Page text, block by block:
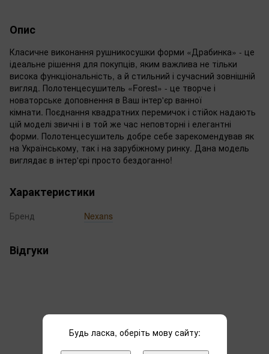
Опис
Класичне виконання рушникосушки форми «Драбинка» - це
ідеальне рішення для покупців, яким важлива не тільки
висока функціональність, а й стильний і сучасний зовнішній
вигляд. Полотенцесушитель «Forest» - це творче і
новаторське доповнення в Ваш інтер'єр ванної
кімнати. Поєднання квадратних перемичок і стійок надають
цій моделі звичні і в той же час неповторні і елегантні
форми. Полотенцесушитель добре себе зарекомендував як
на Українському, так і на зарубіжному ринку. Дана модель
виглядає в інтер'єрі просто бездоганно!
Характеристики
Бренд Nexans
Відгуки
Додайте перший відгук
Будь ласка, оберіть мову сайту: